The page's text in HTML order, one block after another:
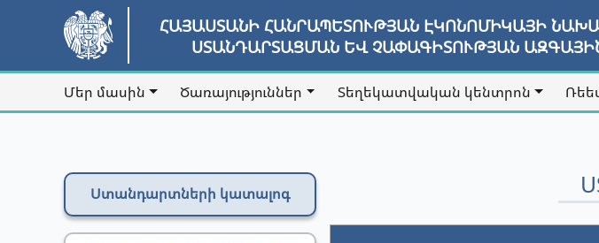
ՀԱՅԱՍՏԱՆԻ ՀԱՆՐԱՊԵՏՈՒԹՅԱՆ ԷԿՈՆՈՄԻԿԱՅԻ
ՍՏԱՆԴԱՐՏԱՑՄԱՆ ԵՎ ՉԱՓԱԳԻՏՈՒԹՅԱՆ
Մեր մասին Ծառայություններ Տեղեկատվական կենտրոն
Ստանդարտների կատալոգ